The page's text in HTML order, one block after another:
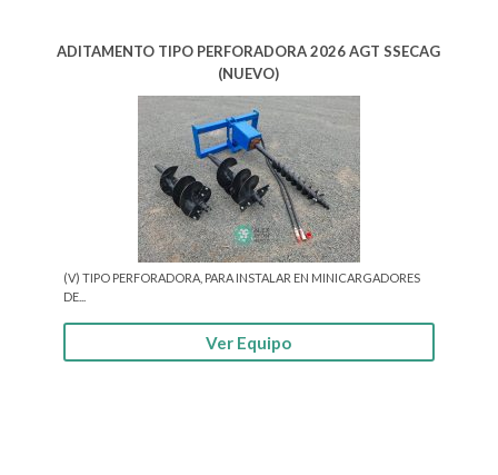
ADITAMENTO TIPO PERFORADORA 2026 AGT SSECAG
(NUEVO)
(V) TIPO PERFORADORA, PARA INSTALAR EN MINICARGADORES
DE...
Ver Equipo